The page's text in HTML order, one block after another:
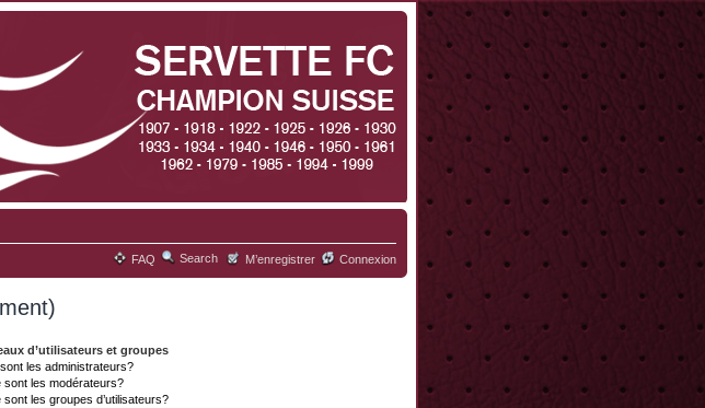
FAQ Search M’enregistrer Connexion
d’utilisateurs et groupes
les administrateurs?
sont les modérateurs?
sont les groupes d’utilisateurs?